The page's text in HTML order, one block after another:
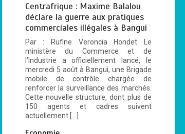
Bangui: dernier
hommage à El Hadj
Balla Dodo, ancien
maire du 3ᵉ
arrondissement
0 4 minutes
Centrafrique : Maxime Balalou
déclare la guerre aux pratiques
commerciales illégales à Bangui
Par : Rufine Veroncia Hondet Le
ministère du Commerce et de
l’Industrie a officiellement lancé, le
mercredi 5 août​ à Bangui, une Brigade
mobile de contrôle chargée de
renforcer la surveillance des marchés.
Cette nouvelle structure, dont plus de
150 agents et cadres suivent
actuellement […]